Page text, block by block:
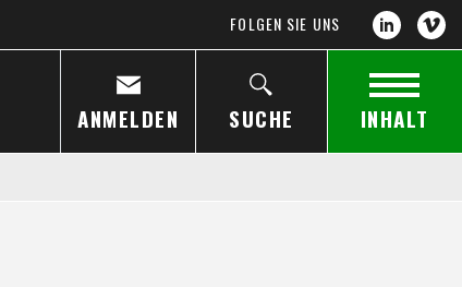
FOLGEN SIE UNS
ANMELDEN SUCHE INHALT